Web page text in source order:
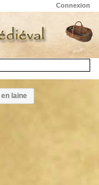
Connexion
laine